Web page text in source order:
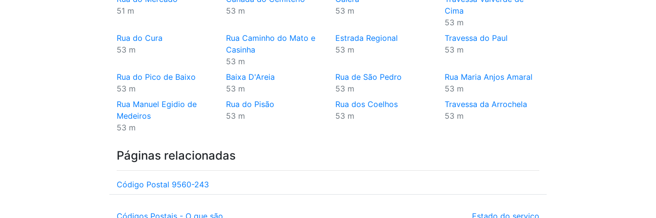
51 m
53 m
53 m
Cima
53 m
Rua do Cura
53 m
Rua Caminho do Mato e
Casinha
53 m
Estrada Regional
53 m
Travessa do Paul
53 m
Rua do Pico de Baixo
53 m
Baixa D'Areia
53 m
Rua de São Pedro
53 m
Rua Maria Anjos Amaral
53 m
Rua Manuel Egidio de
Medeiros
53 m
Rua do Pisão
53 m
Rua dos Coelhos
53 m
Travessa da Arrochela
53 m
Páginas relacionadas
Código Postal 9560-243
Códigos Postais - O que são Estado do serviço